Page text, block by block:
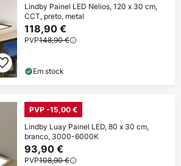
Lindby Painel LED Nelios, 120 x 30 cm,
CCT, preto, metal
118,90 €
PVP148,90 €
Em stock
PVP -15,00 €
Lindby Luay Painel LED, 80 x 30 cm,
branco, 3000-6000K
93,90 €
PVP108,90 €